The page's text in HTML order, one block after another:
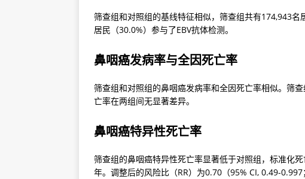
筛查组和对照组的基线特征相似，筛查组共有174,943
居民（30.0%）参与了EBV抗体检测。
鼻咽癌发病率与全因死亡率
筛查组和对照组的鼻咽癌发病率和全因死亡率相似。筛
亡率在两组间无显著差异。
鼻咽癌特异性死亡率
筛查组的鼻咽癌特异性死亡率显著低于对照组，标准化
年。调整后的风险比（RR）为0.70（95% CI, 0.49-